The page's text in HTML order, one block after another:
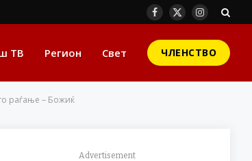
Facebook
X
Instagram
ТВ Регион Свет ЧЛЕНСТВО
раѓање – Божиќ
Advertisement